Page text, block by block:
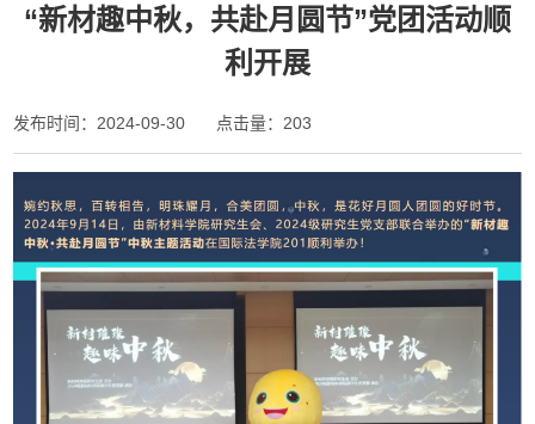
“新材趣中秋，共赴月圆节”党团活动顺
利开展
发布时间：2024-09-30 点击量： 203